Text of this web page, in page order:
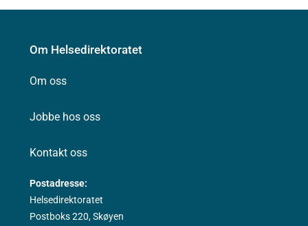
Om Helsedirektoratet
Om oss
Jobbe hos oss
Kontakt oss
Postadresse:
Helsedirektoratet
Postboks 220, Skøyen